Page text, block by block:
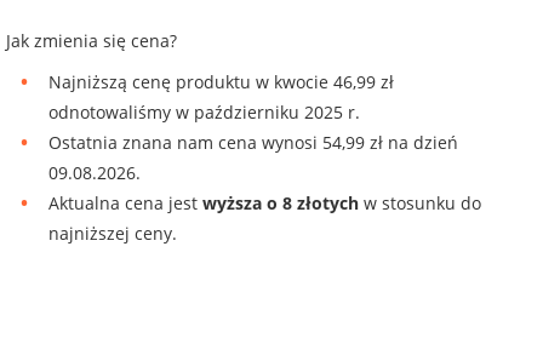
Jak zmienia się cena?
Najniższą cenę produktu w kwocie 46,99 zł
odnotowaliśmy w październiku 2025 r.
Ostatnia znana nam cena wynosi 54,99 zł na dzień
09.08.2026.
Aktualna cena jest wyższa o 8 złotych w stosunku do
najniższej ceny.